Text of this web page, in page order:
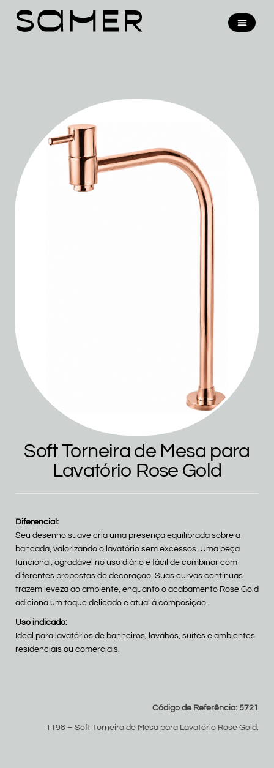
Soft Torneira de Mesa para
Lavatório Rose Gold
Diferencial:
Seu desenho suave cria uma presença equilibrada sobre a
bancada, valorizando o lavatório sem excessos. Uma peça
funcional, agradável no uso diário e fácil de combinar com
diferentes propostas de decoração. Suas curvas contínuas
trazem leveza ao ambiente, enquanto o acabamento Rose Gold
adiciona um toque delicado e atual à composição.
Uso indicado:
Ideal para lavatórios de banheiros, lavabos, suítes e ambientes
residenciais ou comerciais.
Código de Referência: 5721
1198 – Soft Torneira de Mesa para Lavatório Rose Gold.